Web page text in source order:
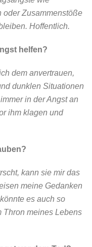
oder Zusammenstöße
Hoffentlich.
helfen?
dem anvertrauen,
dunklen Situationen
in der Angst an
ihm klagen und
kann sie mir das
meine Gedanken
es auch so
Thron meines Lebens